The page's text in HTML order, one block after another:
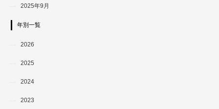
2025年9月
年別一覧
2026
2025
2024
2023